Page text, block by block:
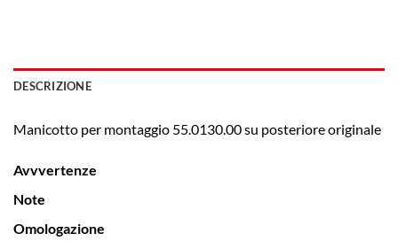
DESCRIZIONE
Manicotto per montaggio 55.0130.00 su posteriore originale
Avvvertenze
Note
Omologazione